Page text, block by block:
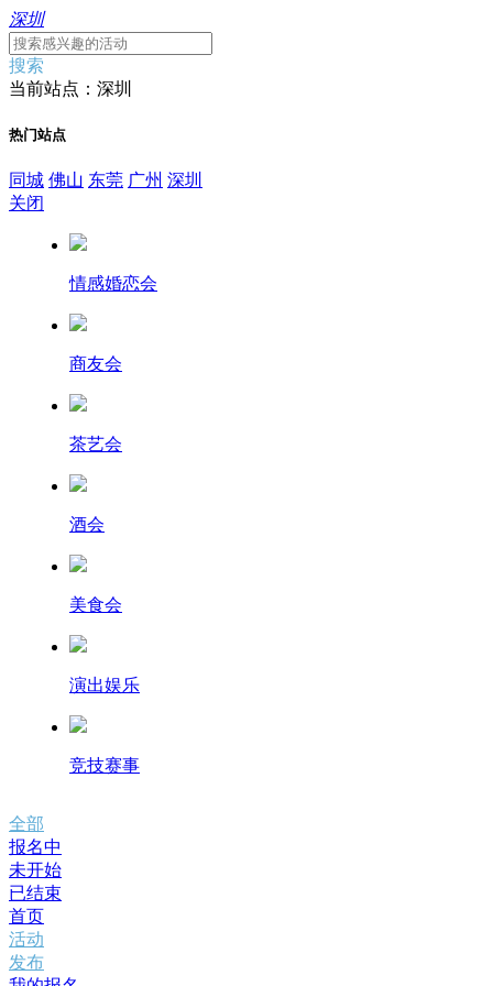
深圳
搜索
当前站点：深圳
热门站点
同城 佛山 东莞 广州 深圳
关闭
情感婚恋会
商友会
茶艺会
酒会
美食会
演出娱乐
竞技赛事
全部
报名中
未开始
已结束
首页
活动
发布